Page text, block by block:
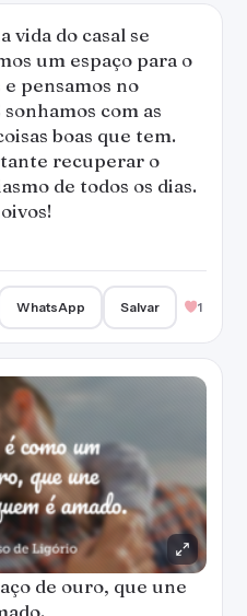
vida do casal se
um espaço para o
pensamos no
com as
boas que tem.
recuperar o
de todos os dias.
WhatsApp Salvar 1
de ouro, que une